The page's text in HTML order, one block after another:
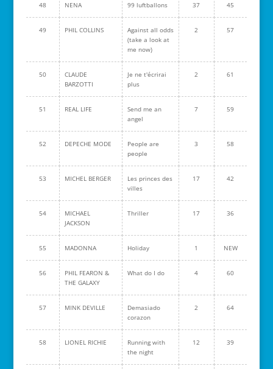
48 NENA 99 luftballons 37 45
49 PHIL COLLINS
Against all odds
(take a look at
me now)
2 57
50
CLAUDE
BARZOTTI
Je ne t'écrirai
plus
2 61
51 REAL LIFE
Send me an
angel
7 59
52 DEPECHE MODE
People are
people
3 58
53 MICHEL BERGER
Les princes des
villes
17 42
54
MICHAEL
JACKSON
Thriller 17 36
55 MADONNA Holiday 1 NEW
56
PHIL FEARON &
THE GALAXY
What do I do 4 60
57 MINK DEVILLE
Demasiado
corazon
2 64
58 LIONEL RICHIE
Running with
the night
12 39